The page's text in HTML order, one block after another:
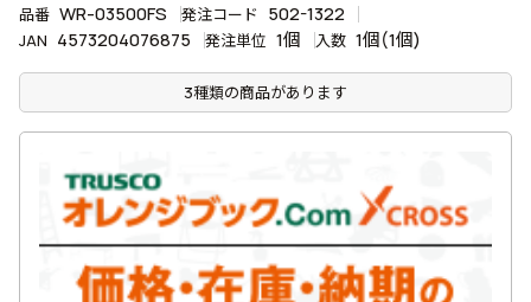
品番 WR-03500FS 発注コード 502-1322
JAN 4573204076875 発注単位 1個 入数 1個(1個)
3種類の商品があります